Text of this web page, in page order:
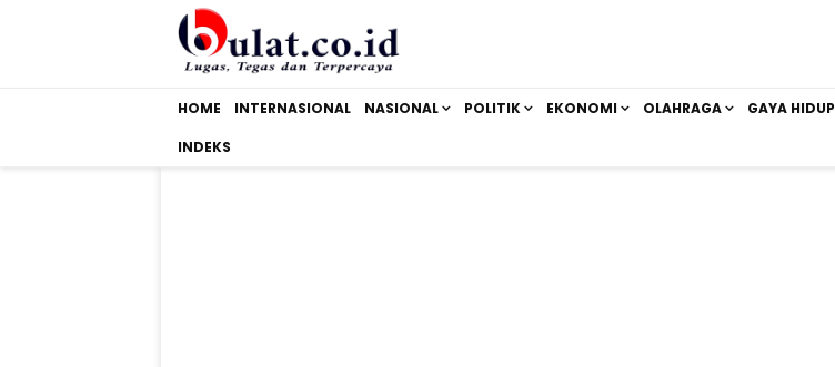
HOME INTERNASIONAL NASIONAL POLITIK EKONOMI OLAHRAGA GAYA HIDUP
INDEKS